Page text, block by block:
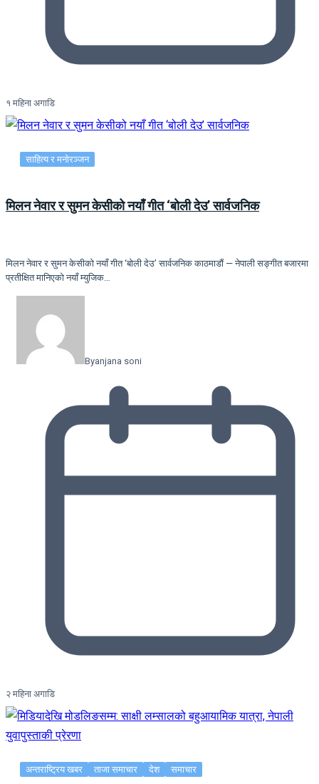
१ महिना अगाडि
साहित्य र मनोरञ्जन
मिलन नेवार र सुमन केसीको नयाँ गीत ‘बोली देउ’ सार्वजनिक
मिलन नेवार र सुमन केसीको नयाँ गीत ‘बोली देउ’ सार्वजनिक काठमाडौं — नेपाली सङ्गीत बजारमा
प्रतीक्षित मानिएको नयाँ म्युजिक…
Byanjana soni
२ महिना अगाडि
अन्तराष्ट्रिय खबर ताजा समाचार देश समाचार